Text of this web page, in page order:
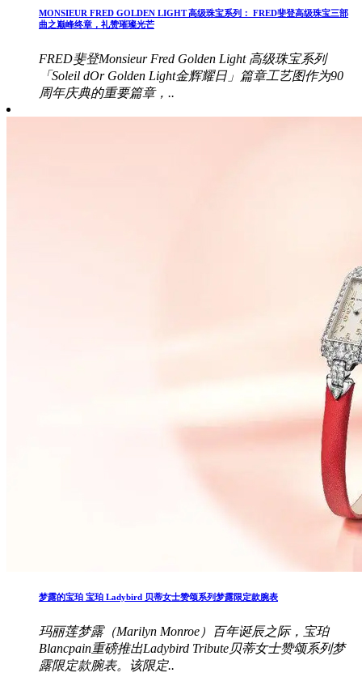
MONSIEUR FRED GOLDEN LIGHT 高级珠宝系列： FRED斐登高级珠宝三部
曲之巅峰终章，礼赞璀璨光芒
FRED斐登Monsieur Fred Golden Light 高级珠宝系列
「Soleil dOr Golden Light金辉耀日」篇章工艺图作为90
周年庆典的重要篇章，..
梦露的宝珀 宝珀 Ladybird 贝蒂女士赞颂系列梦露限定款腕表
玛丽莲梦露（Marilyn Monroe）百年诞辰之际，宝珀
Blancpain重磅推出Ladybird Tribute贝蒂女士赞颂系列梦
露限定款腕表。该限定..